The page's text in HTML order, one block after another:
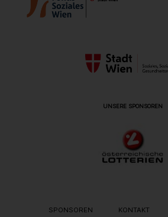
UNSERE SPONSOREN
METANAVIGATION
SPONSOREN KONTAKT